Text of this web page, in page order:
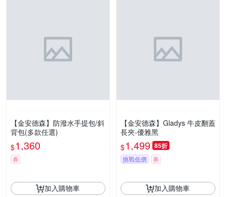
【金安德森】防潑水手提包/斜
背包(多款任選)
$1,360
券
加入購物車
【金安德森】Gladys 牛皮翻蓋
長夾-優雅黑
$1,499 85折
挑戰低價 券
加入購物車